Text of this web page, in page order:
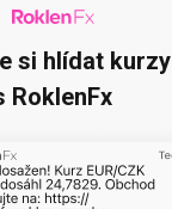
si hlídat kurzy
RoklenFx